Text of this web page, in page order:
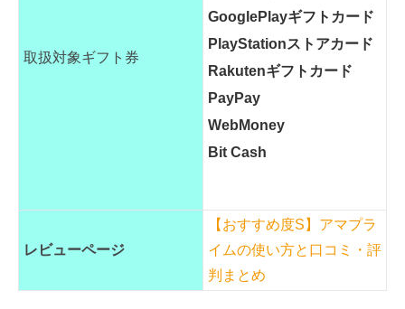
取扱対象ギフト券
GooglePlayギフトカード
PlayStationストアカード
Rakutenギフトカード
PayPay
WebMoney
Bit Cash
レビューページ
【おすすめ度S】アマプラ
イムの使い方と口コミ・評
判まとめ